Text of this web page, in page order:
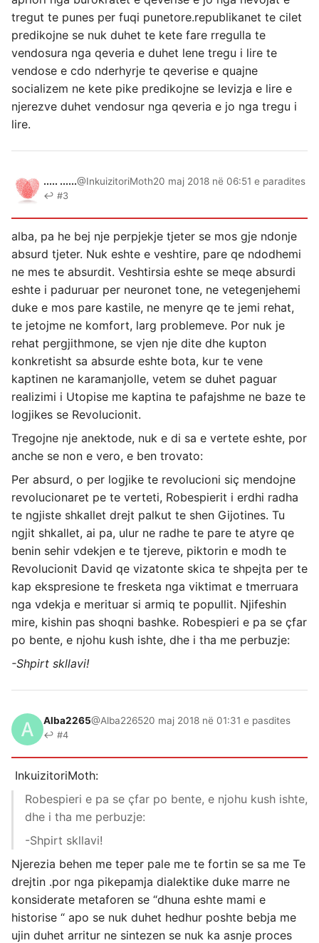
tregut te punes per fuqi punetore.republikanet te cilet
predikojne se nuk duhet te kete fare rregulla te
vendosura nga qeveria e duhet lene tregu i lire te
vendose e cdo nderhyrje te qeverise e quajne
socializem ne kete pike predikojne se levizja e lire e
njerezve duhet vendosur nga qeveria e jo nga tregu i
lire.
..... ......@InkuizitoriMoth20 maj 2018 në 06:51 e paradites
↩ #3
alba, pa he bej nje perpjekje tjeter se mos gje ndonje
absurd tjeter. Nuk eshte e veshtire, pare qe ndodhemi
ne mes te absurdit. Veshtirsia eshte se meqe absurdi
eshte i paduruar per neuronet tone, ne vetegenjehemi
duke e mos pare kastile, ne menyre qe te jemi rehat,
te jetojme ne komfort, larg problemeve. Por nuk je
rehat pergjithmone, se vjen nje dite dhe kupton
konkretisht sa absurde eshte bota, kur te vene
kaptinen ne karamanjolle, vetem se duhet paguar
realizimi i Utopise me kaptina te pafajshme ne baze te
logjikes se Revolucionit.
Tregojne nje anektode, nuk e di sa e vertete eshte, por
anche se non e vero, e ben trovato:
Per absurd, o per logjike te revolucioni siç mendojne
revolucionaret pe te verteti, Robespierit i erdhi radha
te ngjiste shkallet drejt palkut te shen Gijotines. Tu
ngjit shkallet, ai pa, ulur ne radhe te pare te atyre qe
benin sehir vdekjen e te tjereve, piktorin e modh te
Revolucionit David qe vizatonte skica te shpejta per te
kap ekspresione te fresketa nga viktimat e tmerruara
nga vdekja e merituar si armiq te popullit. Njifeshin
mire, kishin pas shoqni bashke. Robespieri e pa se çfar
po bente, e njohu kush ishte, dhe i tha me perbuzje:
-Shpirt skllavi!
Alba2265@Alba226520 maj 2018 në 01:31 e pasdites
↩ #4
InkuizitoriMoth:
Robespieri e pa se çfar po bente, e njohu kush ishte,
dhe i tha me perbuzje:
-Shpirt skllavi!
Njerezia behen me teper pale me te fortin se sa me Te
drejtin .por nga pikepamja dialektike duke marre ne
konsiderate metaforen se “dhuna eshte mami e
historise “ apo se nuk duhet hedhur poshte bebja me
ujin duhet arritur ne sintezen se nuk ka asnje proces